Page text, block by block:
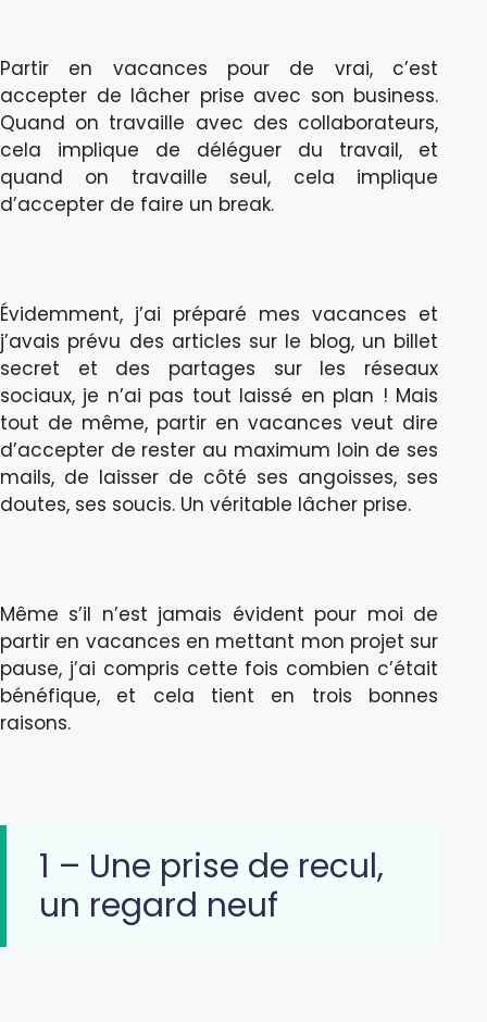
Partir en vacances pour de vrai, c’est
accepter de lâcher prise avec son business.
Quand on travaille avec des collaborateurs,
cela implique de déléguer du travail, et
quand on travaille seul, cela implique
d’accepter de faire un break.
Évidemment, j’ai préparé mes vacances et
j’avais prévu des articles sur le blog, un billet
secret et des partages sur les réseaux
sociaux, je n’ai pas tout laissé en plan ! Mais
tout de même, partir en vacances veut dire
d’accepter de rester au maximum loin de ses
mails, de laisser de côté ses angoisses, ses
doutes, ses soucis. Un véritable lâcher prise.
Même s’il n’est jamais évident pour moi de
partir en vacances en mettant mon projet sur
pause, j’ai compris cette fois combien c’était
bénéfique, et cela tient en trois bonnes
raisons.
1 – Une prise de recul,
un regard neuf